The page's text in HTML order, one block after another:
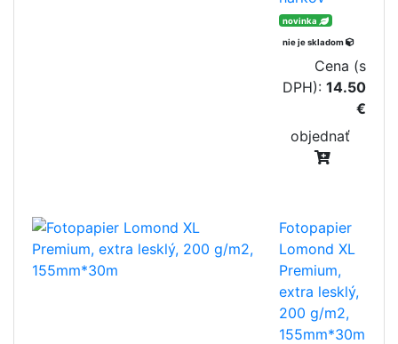
novinka
nie je skladom
Cena (s
DPH): 14.50
€
objednať
Fotopapier
Lomond XL
Premium,
extra lesklý,
200 g/m2,
155mm*30m